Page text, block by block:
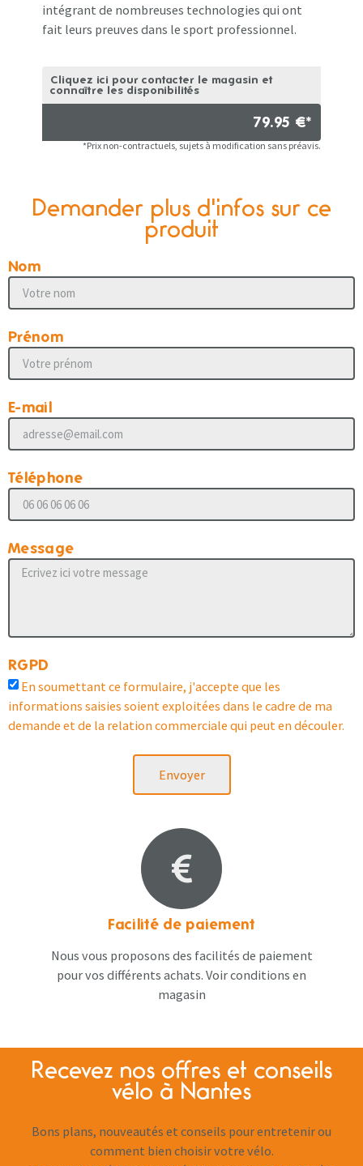
intégrant de nombreuses technologies qui ont
fait leurs preuves dans le sport professionnel.
Cliquez ici pour contacter le magasin et
connaître les disponibilités
79.95 €*
*Prix non-contractuels, sujets à modification sans préavis.
Demander plus d'infos sur ce
produit
Nom
Prénom
E-mail
Téléphone
Message
RGPD
En soumettant ce formulaire, j'accepte que les
informations saisies soient exploitées dans le cadre de ma
demande et de la relation commerciale qui peut en découler.
Envoyer
Facilité de paiement
Nous vous proposons des facilités de paiement
pour vos différents achats. Voir conditions en
magasin
Recevez nos offres et conseils
vélo à Nantes
Bons plans, nouveautés et conseils pour entretenir ou
comment bien choisir votre vélo.